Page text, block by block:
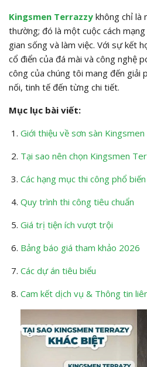
Kingsmen Terrazzy không chỉ là
thường; đó là một cuộc cách
gian sống và làm việc. Với sự kết
cổ điển của đá mài và công nghệ
công của chúng tôi mang đến giải
nối, tinh tế đến từng chi tiết.
Mục lục bài viết:
Giới thiệu về sơn sàn
Tại sao nên chọn Kingsmen
Các hạng mục thi công phổ biến
Quy trình thi công tiêu chuẩn
Giá trị tiện ích vượt trội
Bảng báo giá tham khảo 2026
Các dự án tiêu biểu
Cam kết dịch vụ & Thông tin